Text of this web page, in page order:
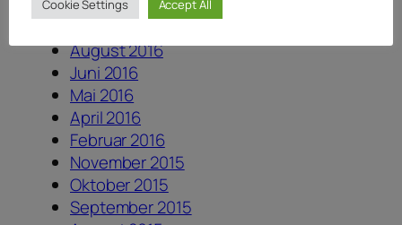
Juni 2017
August 2016
Juni 2016
Mai 2016
April 2016
Februar 2016
November 2015
Oktober 2015
September 2015
Cookie Settings Accept All